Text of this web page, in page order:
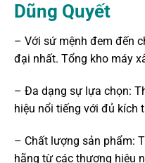
Dũng Quyết
– Với sứ mệnh đem đến
đại nhất. Tổng kho máy
– Đa dạng sự lựa chọn:
hiệu nổi tiếng với đủ kích
– Chất lượng sản phẩm:
hãng từ các thương hiệu